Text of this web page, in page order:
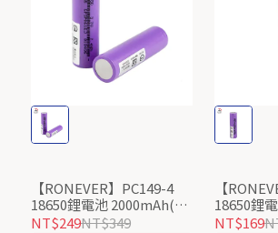
【RONEVER】PC149-4
18650鋰電池 2000mAh(兩
入)
NT$249NT$349
【
18650鋰
NT$169